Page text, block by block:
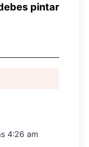
pintar
4:26 am